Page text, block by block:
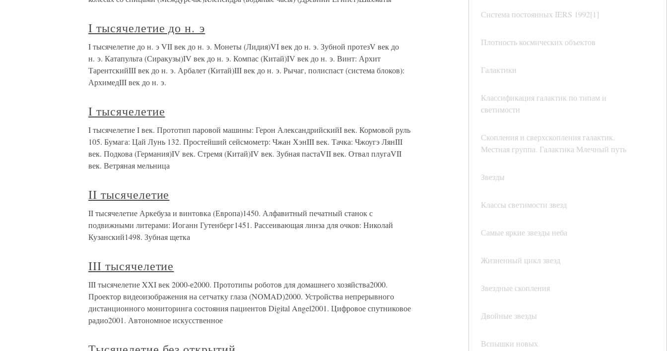
Система постоянных IERS 1992[1]
Плотность космических объектов
Галактики
Классификация галактик по типам и
светимости
Скопления и сверхскопления галактик.
Местная группа. Галактика Млечный путь
Звезды
Классы светимости звезд
Самые яркие звезды неба
Жизненный цикл звезд
Звездные скопления
Двойные звезды
Вспышки новых
I тысячелетие до н. э
I тысячелетие до н. э VII век до н. э. Монеты (Лидия)VI век до н. э. Зубной протезV век до
н. э. Катапульта (Сиракузы)IV век до н. э. Компас (Китай)IV век до н. э. Винт: Архит
ТарентскийIII век до н. э. Арбалет (Китай)III век до н. э. Рычаг, полиспаст (система блоков):
АрхимедIII век до н. э.
I тысячелетие
I тысячелетие I век. Прототип паровой машины: Герон АлександрийскийI век. Кормовой руль
105. Бумага: Цай Лунь 132. Простейший сейсмометр: Чжан ХэнIII век. Тачка: Чжоугэ ЛянIII
век. Подкова (Германия)IV век. Стремя (Китай)IV век. Зубная пастаVII век. Отвал плугаVII
век. Ветряная мельница
II тысячелетие
II тысячелетие Аркебуза и винтовка (Европа)1450. Алфавитный печатный станок с
подвижными литерами: Иоганн Гутенберг1451. Рассеивающая линза для очков: Николай
Кузанский1498. Зубная щетка
III тысячелетие
III тысячелетие XXI век 2000-е2000. Прототипы роботов для домашнего хозяйства2000.
Проектор видеоизображения на сетчатку глаза (NOMAD)2000. Устройства непрерывного
дистанционного мониторинга состояния пациентов Digital Angel2001. Цифровое спутниковое
радио2001. Автономное искусственное